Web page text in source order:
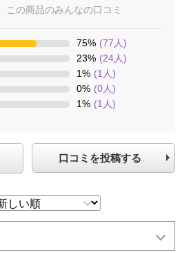
この商品のみんなの口コミ
75% (77人)
23% (24人)
1% (1人)
0% (0人)
1% (1人)
口コミを投稿する